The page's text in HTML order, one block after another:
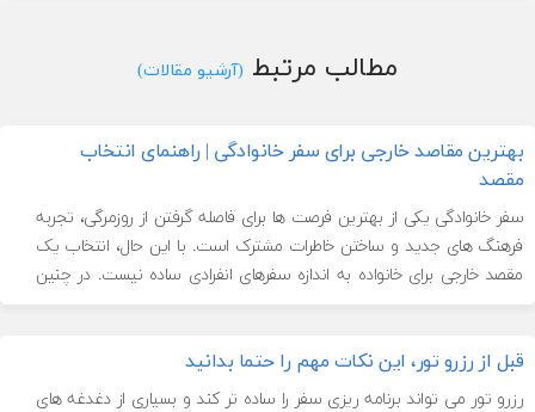
مطالب مرتبط (آرشیو مقالات)
بهترین مقاصد خارجی برای سفر خانوادگی | راهنمای انتخاب
مقصد
سفر خانوادگی یکی از بهترین فرصت ها برای فاصله گرفتن از روزمرگی، تجربه
فرهنگ های جدید و ساختن خاطرات مشترک است. با این حال، انتخاب یک
مقصد خارجی برای خانواده به اندازه سفرهای انفرادی ساده نیست. در چنین
قبل از رزرو تور، این نکات مهم را حتما بدانید
رزرو تور می تواند برنامه ریزی سفر را ساده تر کند و بسیاری از دغدغه های